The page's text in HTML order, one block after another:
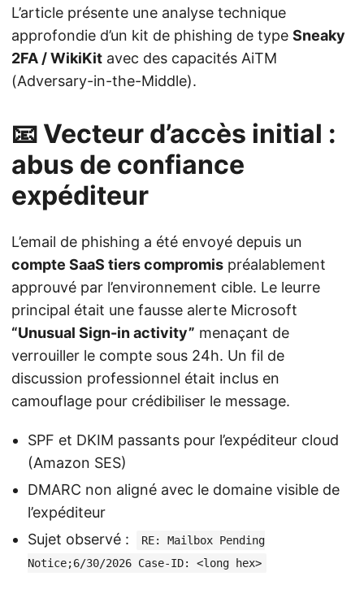
L’article présente une analyse technique
approfondie d’un kit de phishing de type Sneaky
2FA / WikiKit avec des capacités AiTM
(Adversary-in-the-Middle).
📧 Vecteur d’accès initial :
abus de confiance
expéditeur
L’email de phishing a été envoyé depuis un
compte SaaS tiers compromis préalablement
approuvé par l’environnement cible. Le leurre
principal était une fausse alerte Microsoft
“Unusual Sign-in activity” menaçant de
verrouiller le compte sous 24h. Un fil de
discussion professionnel était inclus en
camouflage pour crédibiliser le message.
SPF et DKIM passants pour l’expéditeur cloud
(Amazon SES)
DMARC non aligné avec le domaine visible de
l’expéditeur
Sujet observé :
RE: Mailbox Pending
Notice;6/30/2026 Case-ID: <long hex>